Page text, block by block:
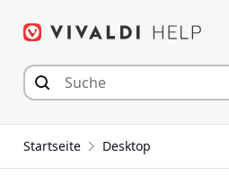
Inhalt
Startseite Desktop